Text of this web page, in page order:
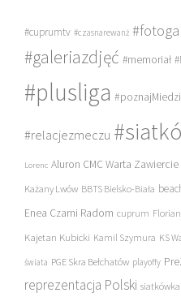
#cuprumtv #czasnarewanż
#galeriazdjęć #memoriał
#plusliga
#relacjezmeczu
Lorenc Aluron CMC Warta Zawiercie
Każany Lwów BBTS Bielsko-Biała
Enea Czarni Radom cuprum
Kajetan Kubicki Kamil Szymura KS
świata PGE Skra Bełchatów playoffy
reprezentacja Polski